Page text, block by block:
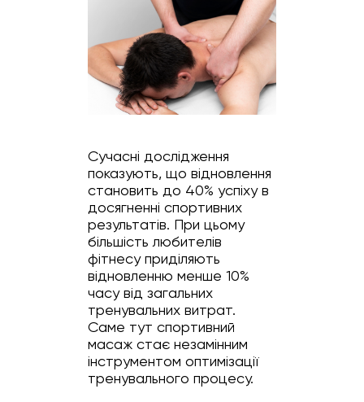
Сучасні дослідження
показують, що відновлення
становить до 40% успіху в
досягненні спортивних
результатів. При цьому
більшість любителів
фітнесу приділяють
відновленню менше 10%
часу від загальних
тренувальних витрат.
Саме тут спортивний
масаж стає незамінним
інструментом оптимізації
тренувального процесу.